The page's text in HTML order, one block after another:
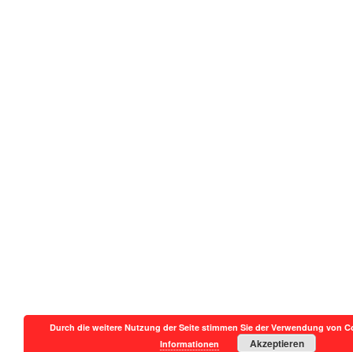
Durch die weitere Nutzung der Seite stimmen Sie der Verwendung von
Informationen
Akzeptieren